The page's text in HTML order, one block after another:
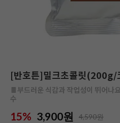
[반호튼]밀크초콜릿(200g/
🍫부드러운 식감과 작업성이 뛰어나
수
15% 3,900원 4,590원